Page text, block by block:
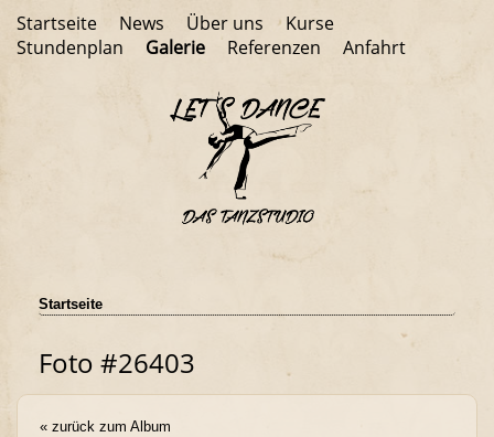
Startseite News Über uns
Kurse
Stundenplan
Galerie Referenzen Anfahrt
Startseite
Foto #26403
« zurück zum Album